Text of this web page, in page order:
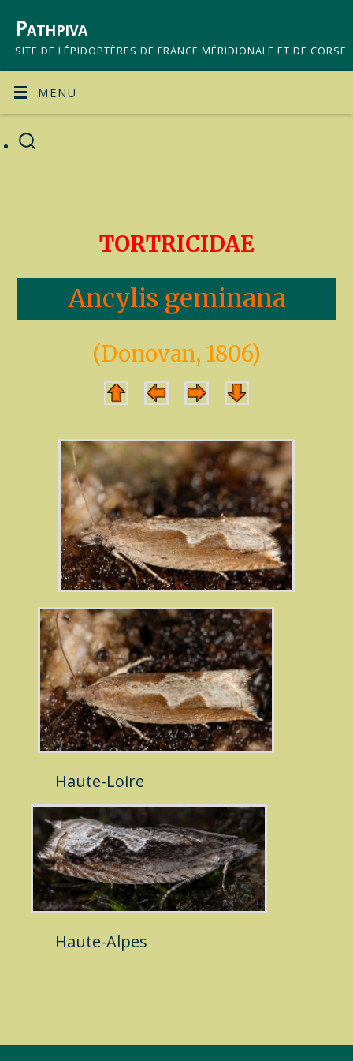
Pathpiva
SITE DE LÉPIDOPTÈRES DE FRANCE MÉRIDIONALE ET DE CORSE
MENU
TORTRICIDAE
Ancylis geminana
(Donovan, 1806)
Haute-Loire
Haute-Alpes